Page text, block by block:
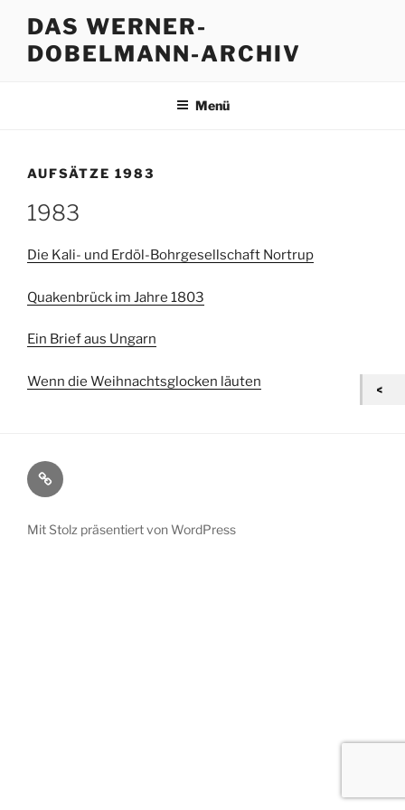
Inhalt
springen
DAS WERNER-
DOBELMANN-ARCHIV
Menü
AUFSÄTZE 1983
1983
Die Kali- und Erdöl-Bohrgesellschaft Nortrup
Quakenbrück im Jahre 1803
Ein Brief aus Ungarn
Wenn die Weihnachtsglocken läuten
Kontakt
/
Mit Stolz präsentiert von WordPress